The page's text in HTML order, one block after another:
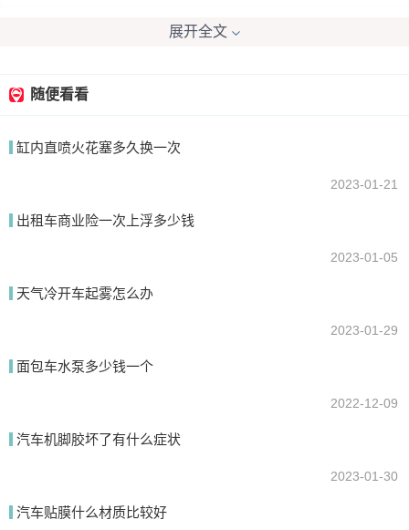
提交
展开全文
随便看看
缸内直喷火花塞多久换一次
2023-01-21
出租车商业险一次上浮多少钱
2023-01-05
天气冷开车起雾怎么办
2023-01-29
面包车水泵多少钱一个
2022-12-09
汽车机脚胶坏了有什么症状
2023-01-30
汽车贴膜什么材质比较好